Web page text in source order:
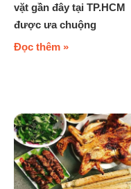
vặt gần đây tại TP.HCM
được ưa chuộng
Đọc thêm »